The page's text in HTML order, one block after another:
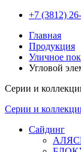
+7 (3812)
Главная
Продукция
Уличное
Угловой
Серии и
Серии и
Сайдинг